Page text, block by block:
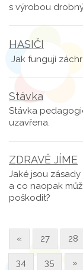
s výrobou
HASIČI
Jak fungují
Stávka
Stávka
uzavřena.
ZDRAVĚ JÍME
Jaké jsou
a co naopak
poškodit?
« 27 28
34 35 »